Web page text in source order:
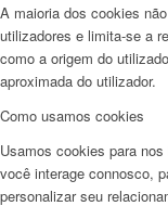
A maioria dos cookies
utilizadores e limita-se a
como a origem do
aproximada do utilizador.
Como usamos cookies
Usamos cookies para
você interage connosco,
personalizar seu